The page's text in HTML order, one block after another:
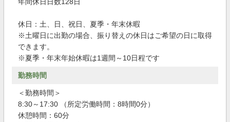
休日：土、日、祝日、夏季・年末休暇
※土曜日に出勤の場合、振り替えの休日はご希望の日に取得
できます。
※夏季・年末年始休暇は1週間～10日程です
勤務時間
＜勤務時間＞
8:30～17:30 （所定労働時間：8時間0分）
休憩時間：60分